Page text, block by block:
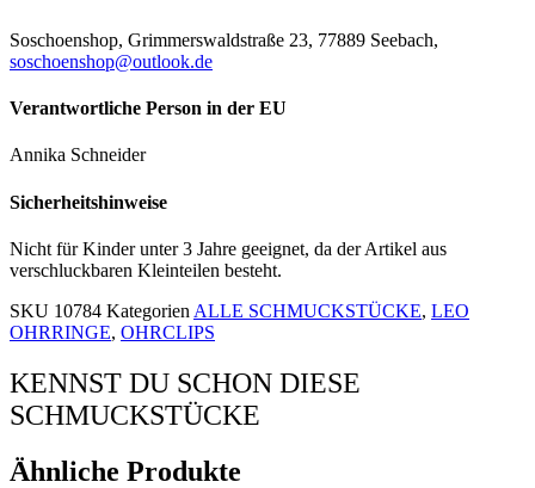
Soschoenshop, Grimmerswaldstraße 23, 77889 Seebach,
soschoenshop@outlook.de
Verantwortliche Person in der EU
Annika Schneider
Sicherheitshinweise
Nicht für Kinder unter 3 Jahre geeignet, da der Artikel aus
verschluckbaren Kleinteilen besteht.
SKU 10784 Kategorien ALLE SCHMUCKSTÜCKE, LEO
OHRRINGE, OHRCLIPS
KENNST DU SCHON DIESE
SCHMUCKSTÜCKE
Ähnliche Produkte